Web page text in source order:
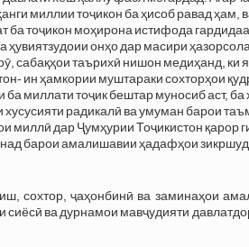
миллии тоҷикон ба ҳисоб равад ҳам,
ба тоҷикон моҳирона истифода
онҳо дар масири
сабақҳои таърихӣ нишон медиҳанд, ки
ин ҳамкории муштараки сохторҳои
миллати тоҷик бештар муносиб аст, ба
радикалӣ ва умуман барои
дар Ҷумҳурии Тоҷикистон қарор
барои амалишавии ҳадафҳои
сохтор, ҷаҳонбинӣ ва заминаҳои
ва дурнамои мавҷудияти